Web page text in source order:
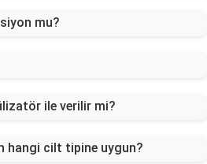
mu?
ile verilir mi?
hangi cilt tipine uygun?